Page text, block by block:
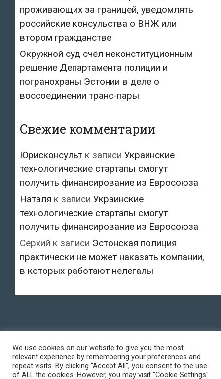
проживающих за границей, уведомлять
российские консульства о ВНЖ или
втором гражданстве
Окружной суд счёл неконституционным
решение Департамента полиции и
погранохраны Эстонии в деле о
воссоединении транс-пары
Свежие комментарии
Юрисконсульт к записи Украинские
технологические стартапы смогут
получить финансирование из Евросоюза
Наталя к записи Украинские
технологические стартапы смогут
получить финансирование из Евросоюза
Серхий к записи Эстонская полиция
практически не может наказать компании,
в которых работают нелегалы
We use cookies on our website to give you the most
relevant experience by remembering your preferences and
repeat visits. By clicking “Accept All”, you consent to the use
of ALL the cookies. However, you may visit "Cookie Settings"